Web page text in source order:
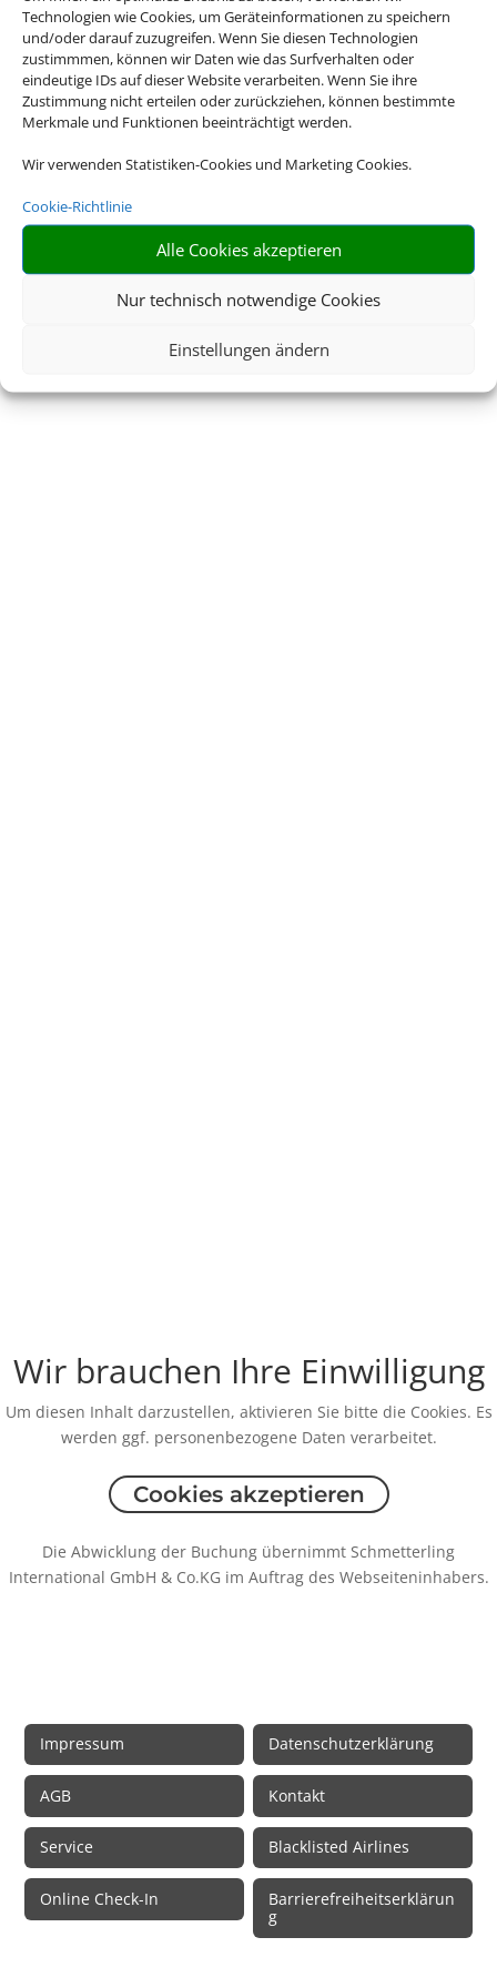
Technologien wie Cookies, um Geräteinformationen zu speichern
und/oder darauf zuzugreifen. Wenn Sie diesen Technologien
zustimmmen, können wir Daten wie das Surfverhalten oder
eindeutige IDs auf dieser Website verarbeiten. Wenn Sie ihre
Zustimmung nicht erteilen oder zurückziehen, können bestimmte
Merkmale und Funktionen beeinträchtigt werden.
Wir verwenden Statistiken-Cookies und Marketing Cookies.
Cookie-Richtlinie
Alle Cookies akzeptieren
Nur technisch notwendige Cookies
Einstellungen ändern
Wir brauchen Ihre Einwilligung
Um diesen Inhalt darzustellen, aktivieren Sie bitte die Cookies. Es
werden ggf. personenbezogene Daten verarbeitet.
Cookies akzeptieren
Die Abwicklung der Buchung übernimmt Schmetterling
International GmbH & Co.KG im Auftrag des Webseiteninhabers.
Impressum Datenschutzerklärung
AGB Kontakt
Service Blacklisted Airlines
Online Check-In
Barrierefreiheitserklärun
g